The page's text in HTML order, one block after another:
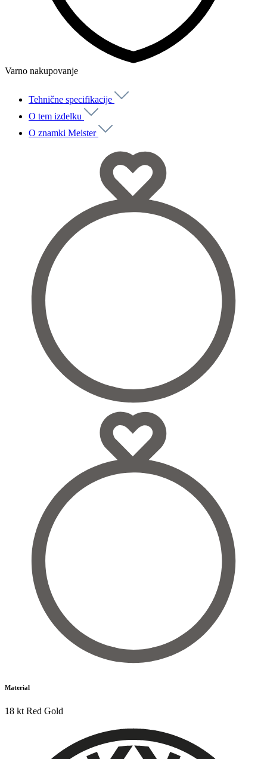
Varno nakupovanje
Tehnične specifikacije
O tem izdelku
O znamki Meister
Material
18 kt Red Gold